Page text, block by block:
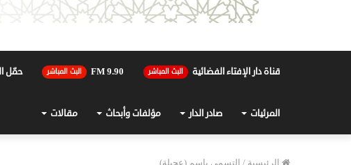
قناة دار الإفتاء الفضائية البث المباشر 90.FM 9 البث المباشر حمّل
المرئيات صادر الدار مؤلفات وأبحاث مقالات
الرئيسية / التسمي باسم (عجيلة)